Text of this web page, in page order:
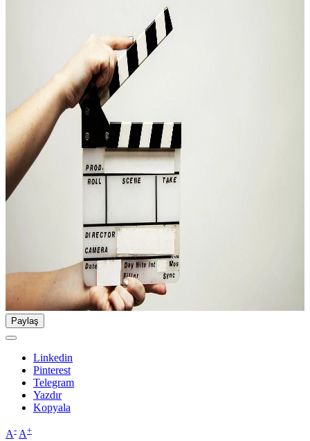
Paylaş
Linkedin
Pinterest
Telegram
Yazdır
Kopyala
A- A+